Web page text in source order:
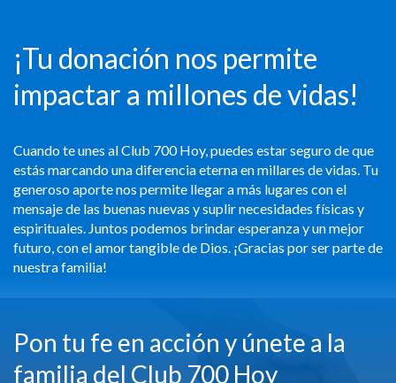
¡Tu donación nos permite
impactar a millones de vidas!
Cuando te unes al Club 700 Hoy, puedes estar seguro de que
estás marcando una diferencia eterna en millares de vidas. Tu
generoso aporte nos permite llegar a más lugares con el
mensaje de las buenas nuevas y suplir necesidades físicas y
espirituales. Juntos podemos brindar esperanza y un mejor
futuro, con el amor tangible de Dios. ¡Gracias por ser parte de
nuestra familia!
Pon tu fe en acción y únete a la
familia del Club 700 Hoy